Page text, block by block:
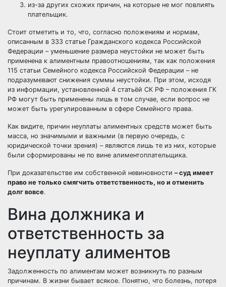
из-за других схожих причин, на которые не мог повлиять
плательщик.
Стоит отметить и то, что, согласно положениям и нормам,
описанным в 333 статье Гражданского кодекса Российской
Федерации – уменьшение размера неустойки не может быть
применена к алиментным правоотношениям, так как положения
115 статьи Семейного кодекса Российской Федерации – не
подразумевают снижения суммы неустойки. При этом, исходя
из информации, установленной 4 статьёй СК РФ – положения ГК
РФ могут быть применены лишь в том случае, если вопрос не
может быть урегулированным в сфере Семейного права.
Как видите, причин неуплаты алиментных средств может быть
масса, но значимыми и важными (в первую очередь, с
юридической точки зрения) – являются лишь те из них, которые
были сформированы не по вине алиментоплательщика.
При доказательстве им собственной невиновности – суд имеет
право не только смягчить ответственность, но и отменить
долг вовсе.
Вина должника и
ответственность за
неуплату алиментов
Задолженность по алиментам может возникнуть по разным
причинам. В жизни бывает всякое. Понятно, что болезнь, потеря